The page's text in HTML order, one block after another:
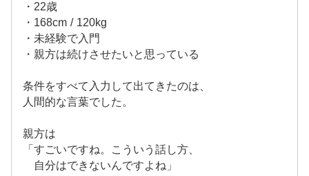
・22歳
・168cm / 120kg
・未経験で入門
・親方は続けさせたいと思っている
条件をすべて入力して出てきたのは、
人間的な言葉でした。
親方は
「すごいですね。こういう話し方、
自分はできないんですよね」